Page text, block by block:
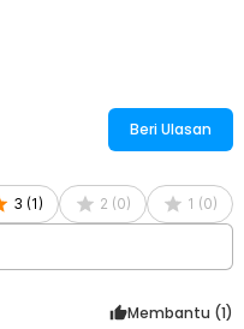
Beri Ulasan
3 (1) 2 (0) 1 (0)
Membantu (1)